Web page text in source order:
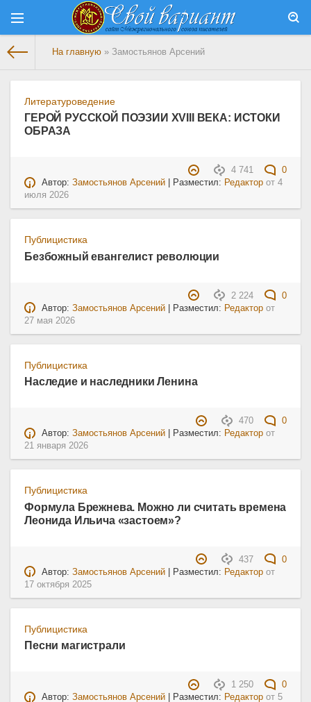
На главную » Замостьянов Арсений
Литературоведение
ГЕРОЙ РУССКОЙ ПОЭЗИИ XVIII ВЕКА: ИСТОКИ
ОБРАЗА
4 741
0
Автор:Замостьянов Арсений | Разместил: Редактор от4
июля 2026
Публицистика
Безбожный евангелист революции
2 224
0
Автор:Замостьянов Арсений | Разместил: Редактор от
27 мая 2026
Публицистика
Наследие и наследники Ленина
470
0
Автор:Замостьянов Арсений | Разместил: Редактор от
21 января 2026
Публицистика
Формула Брежнева. Можно ли считать времена
Леонида Ильича «застоем»?
437
0
Автор:Замостьянов Арсений | Разместил: Редактор от
17 октября 2025
Публицистика
Песни магистрали
1 250
0
Автор:Замостьянов Арсений | Разместил: Редактор от5